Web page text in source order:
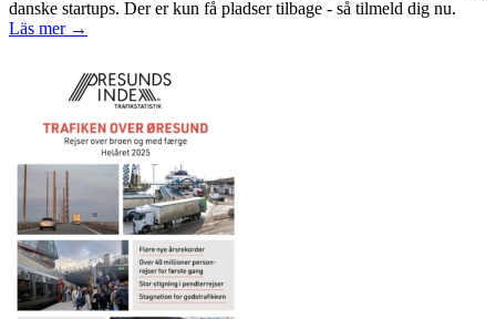
danske startups. Der er kun få pladser tilbage - så tilmeld dig nu.
Läs mer →